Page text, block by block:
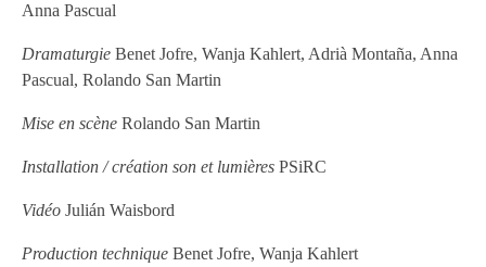
Anna Pascual
Dramaturgie Benet Jofre, Wanja Kahlert, Adrià Montaña, Anna
Pascual, Rolando San Martin
Mise en scèneRolando San Martin
Installation / création son et lumièresPSiRC
VidéoJulián Waisbord
Production techniqueBenet Jofre, Wanja Kahlert